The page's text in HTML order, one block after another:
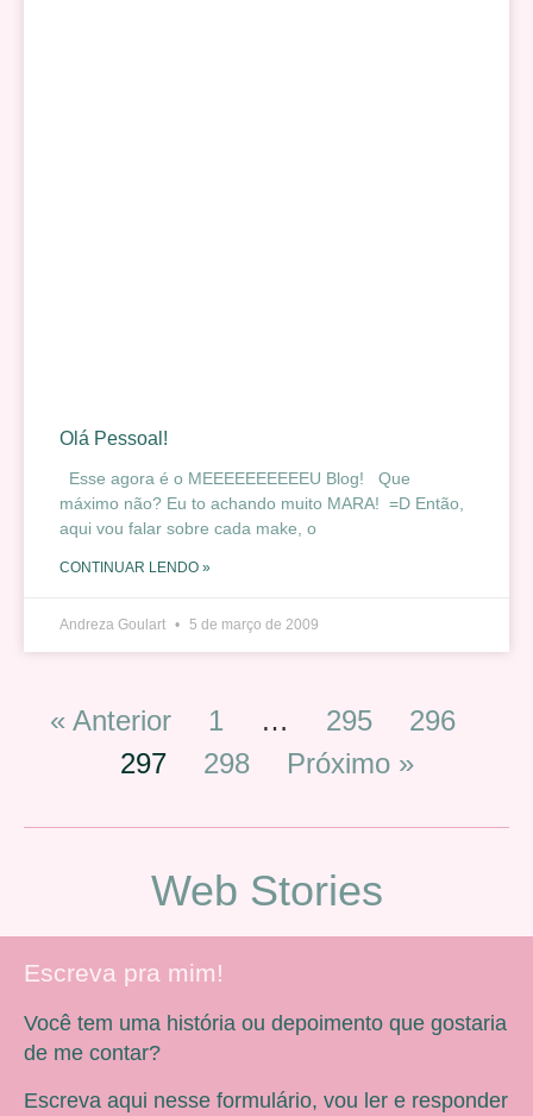
Olá Pessoal!
Esse agora é o MEEEEEEEEEEU Blog! Que
máximo não? Eu to achando muito MARA! =D Então,
aqui vou falar sobre cada make, o
CONTINUAR LENDO »
Andreza Goulart 5 de março de 2009
« Anterior 1 … 295
296
297
298 Próximo »
Web Stories
Escreva pra mim!
Você tem uma história ou depoimento que gostaria
de me contar?
Escreva aqui nesse formulário, vou ler e responder